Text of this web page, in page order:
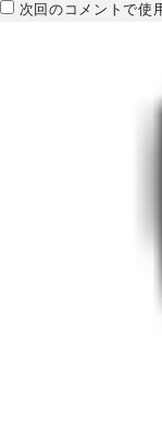
次回のコメントで使